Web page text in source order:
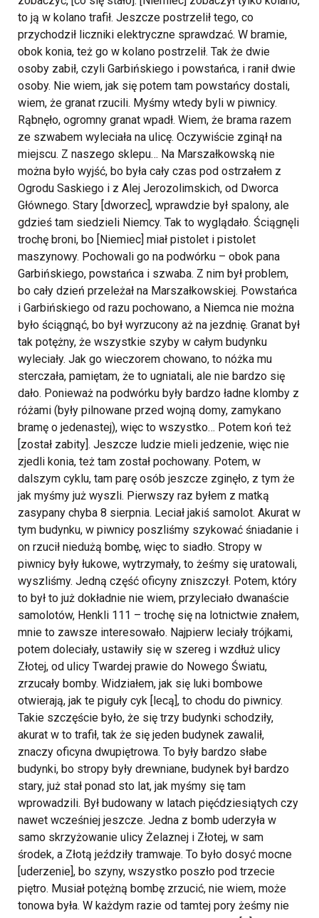
to ją w kolano trafił. Jeszcze postrzelił tego, co
przychodził liczniki elektryczne sprawdzać. W bramie,
obok konia, też go w kolano postrzelił. Tak że dwie
osoby zabił, czyli Garbińskiego i powstańca, i ranił dwie
osoby. Nie wiem, jak się potem tam powstańcy dostali,
wiem, że granat rzucili. Myśmy wtedy byli w piwnicy.
Rąbnęło, ogromny granat wpadł. Wiem, że brama razem
ze szwabem wyleciała na ulicę. Oczywiście zginął na
miejscu. Z naszego sklepu… Na Marszałkowską nie
można było wyjść, bo była cały czas pod ostrzałem z
Ogrodu Saskiego i z Alej Jerozolimskich, od Dworca
Głównego. Stary [dworzec], wprawdzie był spalony, ale
gdzieś tam siedzieli Niemcy. Tak to wyglądało. Ściągnęli
trochę broni, bo [Niemiec] miał pistolet i pistolet
maszynowy. Pochowali go na podwórku – obok pana
Garbińskiego, powstańca i szwaba. Z nim był problem,
bo cały dzień przeleżał na Marszałkowskiej. Powstańca
i Garbińskiego od razu pochowano, a Niemca nie można
było ściągnąć, bo był wyrzucony aż na jezdnię. Granat był
tak potężny, że wszystkie szyby w całym budynku
wyleciały. Jak go wieczorem chowano, to nóżka mu
sterczała, pamiętam, że to ugniatali, ale nie bardzo się
dało. Ponieważ na podwórku były bardzo ładne klomby z
różami (były pilnowane przed wojną domy, zamykano
bramę o jedenastej), więc to wszystko… Potem koń też
[został zabity]. Jeszcze ludzie mieli jedzenie, więc nie
zjedli konia, też tam został pochowany. Potem, w
dalszym cyklu, tam parę osób jeszcze zginęło, z tym że
jak myśmy już wyszli. Pierwszy raz byłem z matką
zasypany chyba 8 sierpnia. Leciał jakiś samolot. Akurat w
tym budynku, w piwnicy poszliśmy szykować śniadanie i
on rzucił niedużą bombę, więc to siadło. Stropy w
piwnicy były łukowe, wytrzymały, to żeśmy się uratowali,
wyszliśmy. Jedną część oficyny zniszczył. Potem, który
to był to już dokładnie nie wiem, przyleciało dwanaście
samolotów, Henkli 111 – trochę się na lotnictwie znałem,
mnie to zawsze interesowało. Najpierw leciały trójkami,
potem doleciały, ustawiły się w szereg i wzdłuż ulicy
Złotej, od ulicy Twardej prawie do Nowego Światu,
zrzucały bomby. Widziałem, jak się luki bombowe
otwierają, jak te piguły cyk [lecą], to chodu do piwnicy.
Takie szczęście było, że się trzy budynki schodziły,
akurat w to trafił, tak że się jeden budynek zawalił,
znaczy oficyna dwupiętrowa. To były bardzo słabe
budynki, bo stropy były drewniane, budynek był bardzo
stary, już stał ponad sto lat, jak myśmy się tam
wprowadzili. Był budowany w latach pięćdziesiątych czy
nawet wcześniej jeszcze. Jedna z bomb uderzyła w
samo skrzyżowanie ulicy Żelaznej i Złotej, w sam
środek, a Złotą jeździły tramwaje. To było dosyć mocne
[uderzenie], bo szyny, wszystko poszło pod trzecie
piętro. Musiał potężną bombę zrzucić, nie wiem, może
tonowa była. W każdym razie od tamtej pory żeśmy nie